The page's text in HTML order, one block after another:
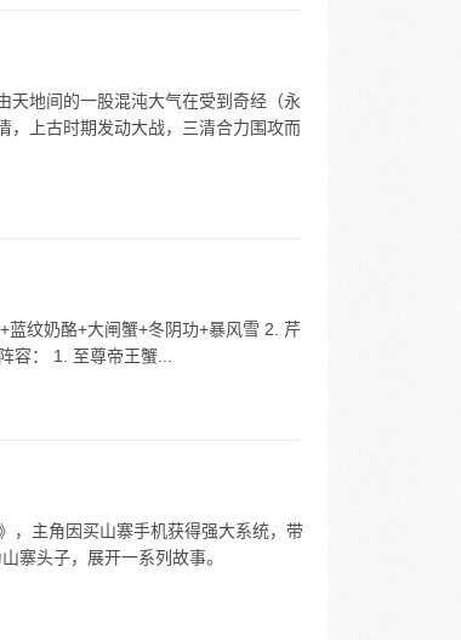
天地间的一股混沌大气在受到奇经（永
，上古时期发动大战，三清合力围攻而
纹奶酪+大闸蟹+冬阴功+暴风雪 2. 芹
容： 1. 至尊帝王蟹...
，主角因买山寨手机获得强大系统，带
寨头子，展开一系列故事。